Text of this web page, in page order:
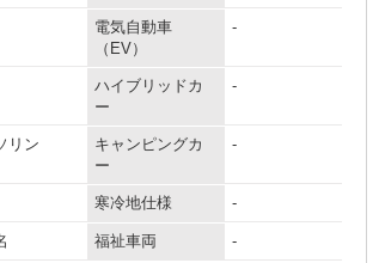
電気自動車
（EV）
-
ハイブリッドカ
ー
-
リン
キャンピングカ
ー
-
寒冷地仕様 -
福祉車両 -